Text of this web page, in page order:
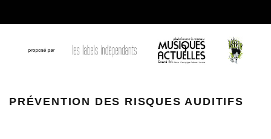
PRÉVENTION DES RISQUES AUDITIFS